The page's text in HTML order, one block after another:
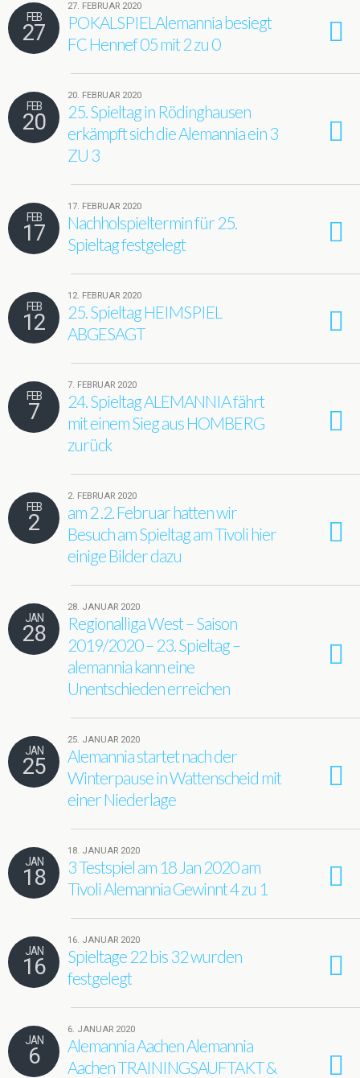
FEB
27
27. FEBRUAR 2020
POKALSPIELAlemannia besiegt
FC Hennef 05 mit 2 zu 0
FEB
20
20. FEBRUAR 2020
25. Spieltag in Rödinghausen
erkämpft sich die Alemannia ein 3
ZU 3
FEB
17
17. FEBRUAR 2020
Nachholspieltermin für 25.
Spieltag festgelegt
FEB
12
12. FEBRUAR 2020
25. Spieltag HEIMSPIEL
ABGESAGT
FEB
7
7. FEBRUAR 2020
24. Spieltag ALEMANNIA fährt
mit einem Sieg aus HOMBERG
zurück
FEB
2
2. FEBRUAR 2020
am 2 .2. Februar hatten wir
Besuch am Spieltag am Tivoli hier
einige Bilder dazu
JAN
28
28. JANUAR 2020
Regionalliga West – Saison
2019/2020 – 23. Spieltag –
alemannia kann eine
Unentschieden erreichen
JAN
25
25. JANUAR 2020
Alemannia startet nach der
Winterpause in Wattenscheid mit
einer Niederlage
JAN
18
18. JANUAR 2020
3 Testspiel am 18 Jan 2020 am
Tivoli Alemannia Gewinnt 4 zu 1
JAN
16
16. JANUAR 2020
Spieltage 22 bis 32 wurden
festgelegt
JAN
6
6. JANUAR 2020
Alemannia Aachen Alemannia
Aachen TRAININGSAUFTAKT &